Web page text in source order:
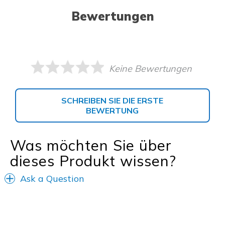
Bewertungen
Keine Bewertungen
SCHREIBEN SIE DIE ERSTE
BEWERTUNG
Was möchten Sie über
dieses Produkt wissen?
Ask a Question